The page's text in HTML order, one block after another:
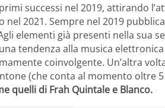
successi nel 2019, attirando
nel 2021. Sempre nel 2019
elementi già presenti nella sua
tendenza alla musica
coinvolgente. Un’altra
(che conta al momento oltre
quelli di Frah Quintale e Blanco.